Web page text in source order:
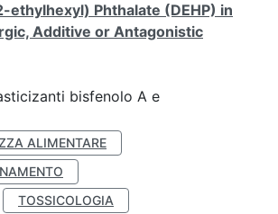
ethylhexyl) Phthalate (DEHP) in
Additive or Antagonistic
bisfenolo A e
ALIMENTARE
TOSSICOLOGIA